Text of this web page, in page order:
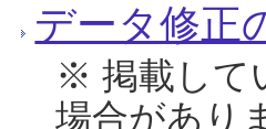
データ修正
※ 掲載して
場合があり